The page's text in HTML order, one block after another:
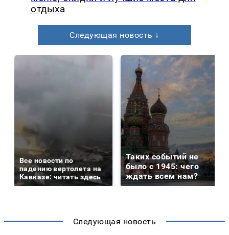
отдыха
Следующая новость ↓
Все новости по
падению вертолета на
Кавказе: читать здесь
Таких событий не
было с 1945: чего
ждать всем нам?
Следующая новость